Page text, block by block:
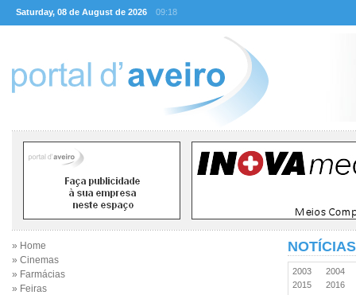
Saturday, 08 de August de 2026 09:18
» Home
» Cinemas
» Farmácias
» Feiras
2003
2004
2015
2016